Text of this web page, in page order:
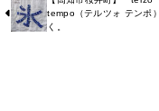
tempo（テルツォ テンポ
く。